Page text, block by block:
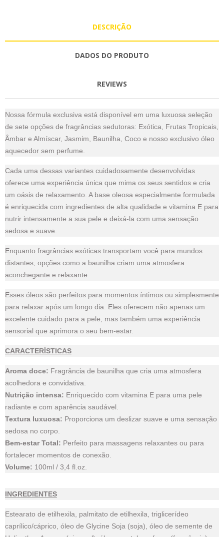
DESCRIÇÃO
DADOS DO PRODUTO
REVIEWS
Nossa fórmula exclusiva está disponível em uma luxuosa seleção
de sete opções de fragrâncias sedutoras: Exótica, Frutas Tropicais,
Âmbar e Almíscar, Jasmim, Baunilha, Coco e nosso exclusivo óleo
aquecedor sem perfume.
Cada uma dessas variantes cuidadosamente desenvolvidas
oferece uma experiência única que mima os seus sentidos e cria
um oásis de relaxamento. A base oleosa especialmente formulada
é enriquecida com ingredientes de alta qualidade e vitamina E para
nutrir intensamente a sua pele e deixá-la com uma sensação
sedosa e suave.
Enquanto fragrâncias exóticas transportam você para mundos
distantes, opções como a baunilha criam uma atmosfera
aconchegante e relaxante.
Esses óleos são perfeitos para momentos íntimos ou simplesmente
para relaxar após um longo dia. Eles oferecem não apenas um
excelente cuidado para a pele, mas também uma experiência
sensorial que aprimora o seu bem-estar.
CARACTERÍSTICAS
Aroma doce: Fragrância de baunilha que cria uma atmosfera
acolhedora e convidativa.
Nutrição intensa: Enriquecido com vitamina E para uma pele
radiante e com aparência saudável.
Textura luxuosa: Proporciona um deslizar suave e uma sensação
sedosa no corpo.
Bem-estar Total: Perfeito para massagens relaxantes ou para
fortalecer momentos de conexão.
Volume: 100ml / 3,4 fl.oz.
INGREDIENTES
Estearato de etilhexila, palmitato de etilhexila, triglicerídeo
caprílico/cáprico, óleo de Glycine Soja (soja), óleo de semente de